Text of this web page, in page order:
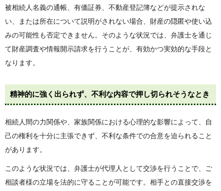
被相続人名義の通帳、有価証券、不動産登記簿などが提示されな
い、または所在について説明がされない場合、財産の隠匿や使い込
みの可能性も否定できません。そのような状況では、弁護士を通じ
て財産調査や情報開示請求を行うことが、有効かつ実効的な手段と
なります。
精神的に強く出られず、不利な内容で押し切られそうなとき
相続人間の力関係や、家族関係における心理的な影響によって、自
己の権利を十分に主張できず、不利な条件での合意を迫られること
があります。
このような状況では、弁護士が代理人として交渉を行うことで、ご
相談者様の立場を法的に守ることが可能です。相手との直接交渉を